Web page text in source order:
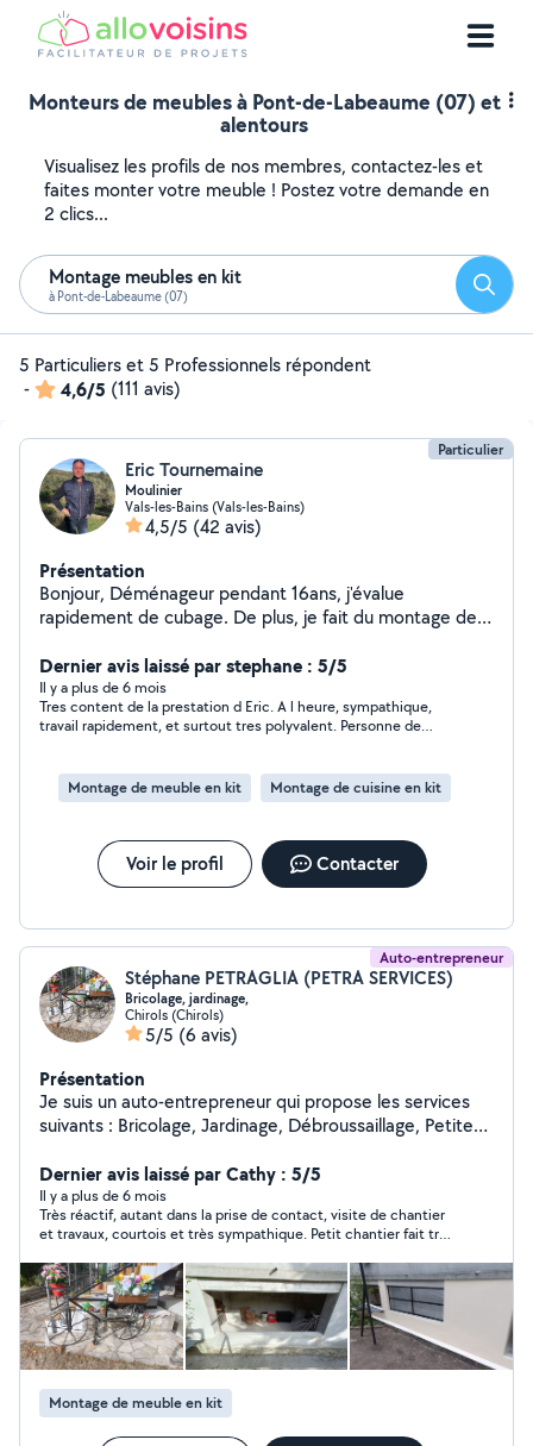
Monteurs de meubles à Pont-de-Labeaume (07) et
alentours
Visualisez les profils de nos membres, contactez-les et
faites monter votre meuble ! Postez votre demande en
2 clics...
Montage meubles en kit
à Pont-de-Labeaume (07)
5 Particuliers et 5 Professionnels répondent
-
4,6/5 (111 avis)
Particulier
Eric Tournemaine
Moulinier
Vals-les-Bains (Vals-les-Bains)
4,5/5 (42 avis)
Présentation
Bonjour, Déménageur pendant 16ans, j'évalue
rapidement de cubage. De plus, je fait du montage de
peinture, de la tapisserie, nettoyage extérieur,
préparation et entretien du jardin, sérieux et attentif à
toutes les demandes.
Dernier avis laissé par stephane : 5/5
Il y a plus de 6 mois
Tres content de la prestation d Eric. A l heure, sympathique,
travail rapidement, et surtout tres polyvalent. Personne de
Montage de meuble en kit
Montage de cuisine en kit
Voir le profil Contacter
Auto-entrepreneur
Stéphane PETRAGLIA (PETRA SERVICES)
Bricolage, jardinage,
Chirols (Chirols)
5/5 (6 avis)
Présentation
Je suis un auto-entrepreneur qui propose les services
suivants : Bricolage, Jardinage, Débroussaillage, Petites
Transport pour électroménagers, meubles, Montage ou
démontage des meubles Contacter moi. PETRA
SERVICES à Chirols (07)
Dernier avis laissé par Cathy : 5/5
Il y a plus de 6 mois
Très réactif, autant dans la prise de contact, visite de chantier
et travaux, courtois et très sympathique. Petit chantier fait très
ne servait à rien, résultats coût réduit. Travail bien fait et
soigné. Très contente. Merci encore et je vous contacte dès
que nécessaire.
Montage de meuble en kit